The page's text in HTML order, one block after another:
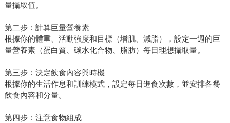
量攝取值。
第二步：計算巨量營養素
根據你的體重、活動強度和目標（增肌、減脂），設定一週的巨
量營養素（蛋白質、碳水化合物、脂肪）每日理想攝取量。
第三步：決定飲食內容與時機
根據你的生活作息和訓練模式，設定每日進食次數，並安排各餐
飲食內容和分量。
第四步：注意食物組成